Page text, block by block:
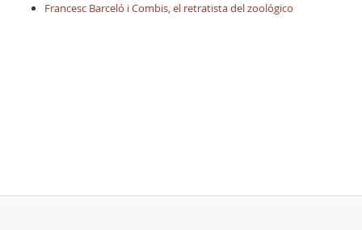
Francesc Barceló i Combis, el retratista del zoológico